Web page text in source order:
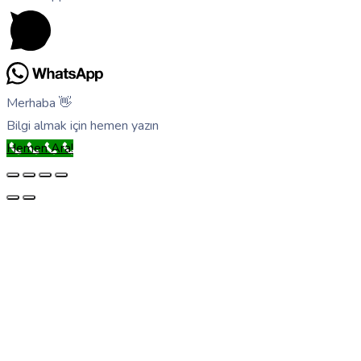
Merhaba 👋
Bilgi almak için hemen yazın
Hemen Ara!